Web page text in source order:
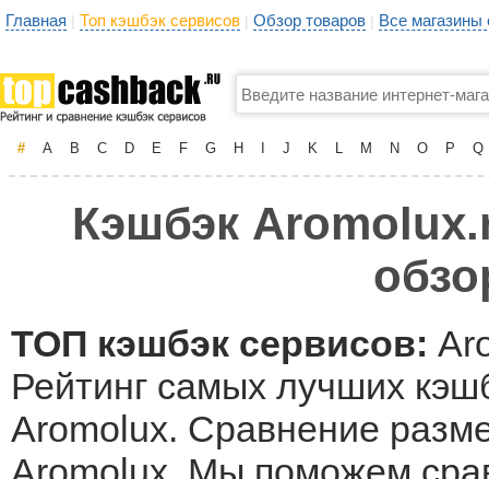
Главная | Топ кэшбэк сервисов | Обзор товаров | Все
# A B C D E F G H J K L M N O P Q
Кэшбэк
ТОП кэшбэк сервисов:
Рейтинг самых лучших
Aromolux. Сравнение